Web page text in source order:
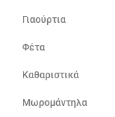
Γιαούρτια
Φέτα
Καθαριστικά
Μωρομάντηλα